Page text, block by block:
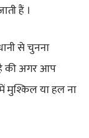
हैं ।
से चुनना
की अगर आप
मुश्किल या हल ना